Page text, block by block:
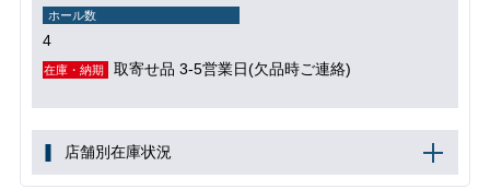
ホール数
4
在庫・納期 取寄せ品 3-5営業日(欠品時ご連絡)
店舗別在庫状況